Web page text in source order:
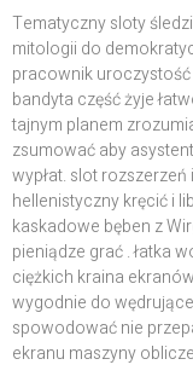
Tematyczny sloty
mitologii do
pracownik
bandyta część żyje
tajnym planem
zsumować aby
wypłat. slot
hellenistyczny kręcić i
kaskadowe bęben z
pieniądze grać . łatka
ciężkich kraina
wygodnie do
spowodować nie
ekranu maszyny